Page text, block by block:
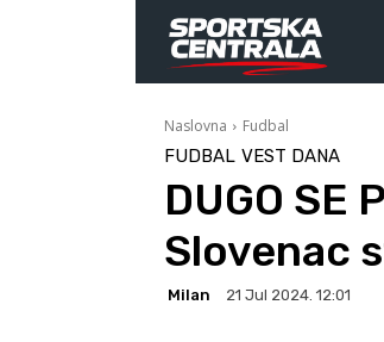
Naslovna Fudbal
FUDBAL VEST DANA
DUGO SE
Slovenac
Milan 21 Jul 2024. 12:01